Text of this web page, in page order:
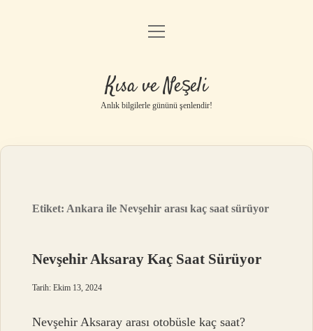
Anasayfa
Yasal Uyarı
menüyü
Kısa ve Neşeli
Anlık bilgilerle gününü şenlendir!
Etiket: Ankara ile Nevşehir arası kaç saat sürüyor
Nevşehir Aksaray Kaç Saat Sürüyor
Tarih: Ekim 13, 2024
Nevşehir Aksaray arası otobüsle kaç saat?